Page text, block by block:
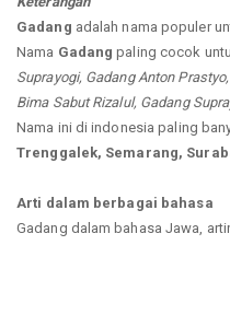
Gadang adalah nama populer
Nama Gadang paling cocok
Suprayogi, Gadang Anton
Bima Sabut Rizalul, Gadang
Nama ini di indonesia paling
Trenggalek, Semarang,
Arti dalam berbagai bahasa
Gadang dalam bahasa Jawa,